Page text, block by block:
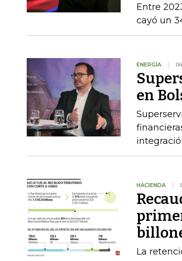
Entre
cayó un
ENERGÍA
en
HACIENDA
La